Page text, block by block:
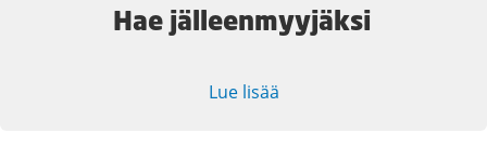
Hae jälleenmyyjäksi
Lue lisää